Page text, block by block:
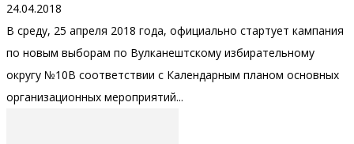
24.04.2018
В среду, 25 апреля 2018 года, официально стартует кампания
по новым выборам по Вулканештскому избирательному
округу №10В соответствии с Календарным планом основных
организационных мероприятий...